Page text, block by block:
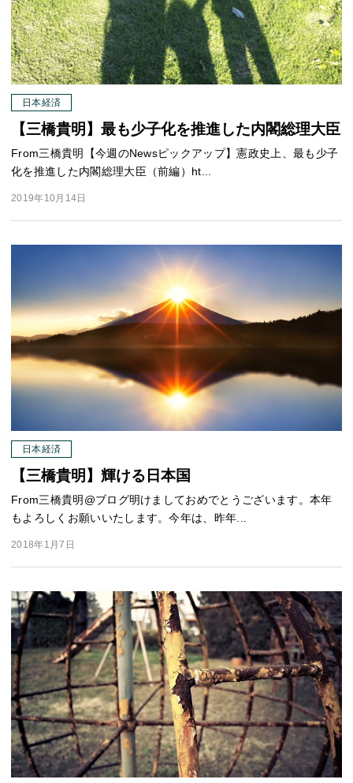
日本経済
【三橋貴明】最も少子化を推進した内閣総理大臣
From三橋貴明【今週のNewsピックアップ】憲政史上、最も少子
化を推進した内閣総理大臣（前編）ht...
2019年10月14日
日本経済
【三橋貴明】輝ける日本国
From三橋貴明@ブログ明けましておめでとうございます。本年
もよろしくお願いいたします。今年は、昨年...
2018年1月7日